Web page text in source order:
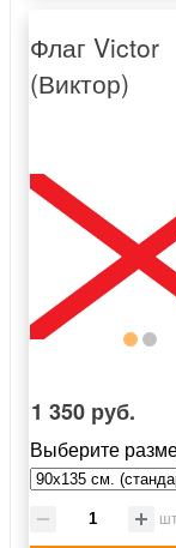
Флаг Victor
(Виктор)
1 350 руб.
Выберите
шт